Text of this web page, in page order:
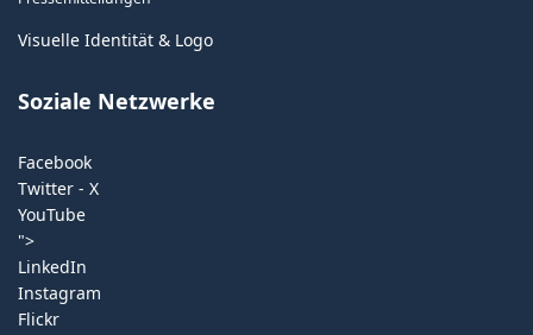
Visuelle Identität & Logo
Soziale Netzwerke
Facebook
Twitter - X
YouTube
">
LinkedIn
Instagram
Flickr